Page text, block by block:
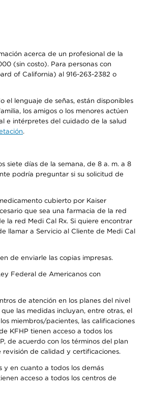
acerca de un profesional de la
(sin costo). Para personas con
of California) al 916-263-2382 o
el lenguaje de señas, están disponibles
los amigos o los menores actúen
e intérpretes del cuidado de la salud
.
siete días de la semana, de 8 a. m. a 8
podría preguntar si su solicitud de
cubierto por Kaiser
que sea una farmacia de la red
la red Medi Cal Rx. Si quiere encontrar
llamar a Servicio al Cliente de Medi Cal
de enviarle las copias impresas.
Federal de Americanos con
de atención en los planes del nivel
las medidas incluyan, entre otras, el
miembros/pacientes, las calificaciones
KFHP tienen acceso a todos los
de acuerdo con los términos del plan
de calidad y certificaciones.
y en cuanto a todos los demás
acceso a todos los centros de